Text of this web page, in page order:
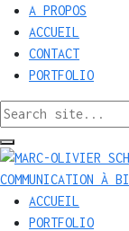
A PROPOS
ACCUEIL
CONTACT
PORTFOLIO
ACCUEIL
PORTFOLIO